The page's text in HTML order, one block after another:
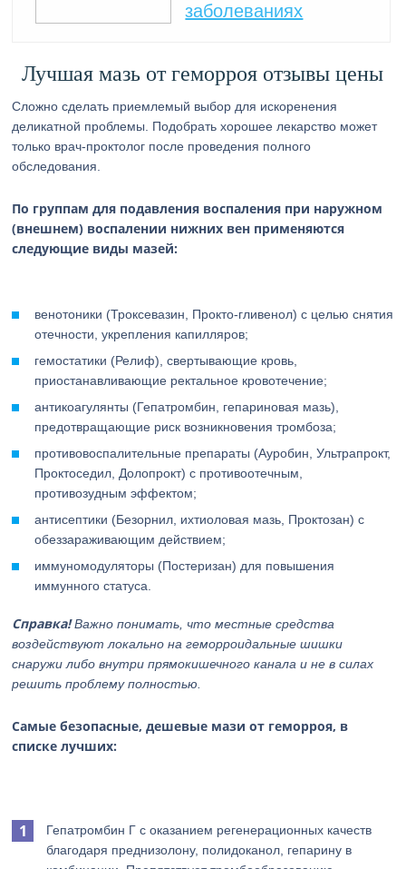
заболеваниях
Лучшая мазь от геморроя отзывы цены
Сложно сделать приемлемый выбор для искоренения
деликатной проблемы. Подобрать хорошее лекарство может
только врач-проктолог после проведения полного
обследования.
По группам для подавления воспаления при наружном
(внешнем) воспалении нижних вен применяются
следующие виды мазей:
венотоники (Троксевазин, Прокто-гливенол) с целью снятия
отечности, укрепления капилляров;
гемостатики (Релиф), свертывающие кровь,
приостанавливающие ректальное кровотечение;
антикоагулянты (Гепатромбин, гепариновая мазь),
предотвращающие риск возникновения тромбоза;
противовоспалительные препараты (Ауробин, Ультрапрокт,
Проктоседил, Долопрокт) с противоотечным,
противозудным эффектом;
антисептики (Безорнил, ихтиоловая мазь, Проктозан) с
обеззараживающим действием;
иммуномодуляторы (Постеризан) для повышения
иммунного статуса.
Справка!Важно понимать, что местные средства
воздействуют локально на геморроидальные шишки
снаружи либо внутри прямокишечного канала и не в силах
решить проблему полностью.
Самые безопасные, дешевые мази от геморроя, в
списке лучших:
Гепатромбин Г с оказанием регенерационных качеств
благодаря преднизолону, полидоканол, гепарину в